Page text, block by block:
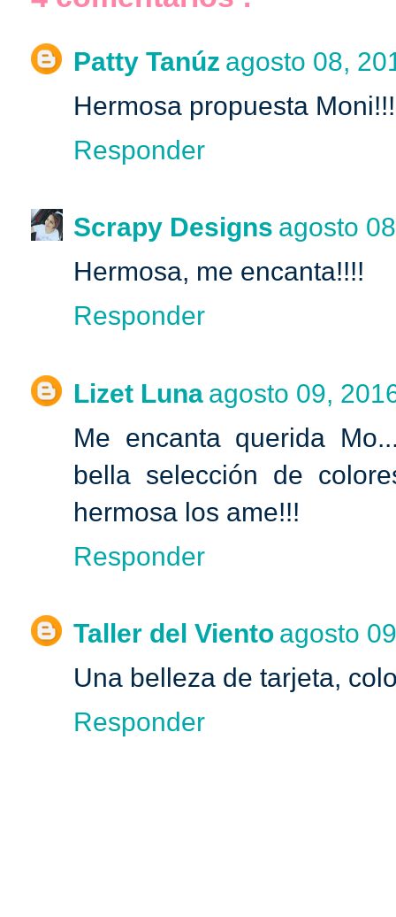
Patty Tanúz agosto 08,
Hermosa propuesta
Responder
Scrapy Designs agosto
Hermosa, me encanta!!!!
Responder
Lizet Luna agosto 09,
Me encanta querida
bella selección de
hermosa los ame!!!
Responder
Taller del Viento agosto
Una belleza de tarjeta,
Responder